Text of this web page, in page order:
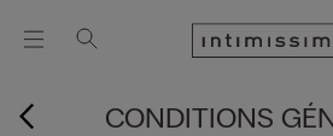
CONDITIONS